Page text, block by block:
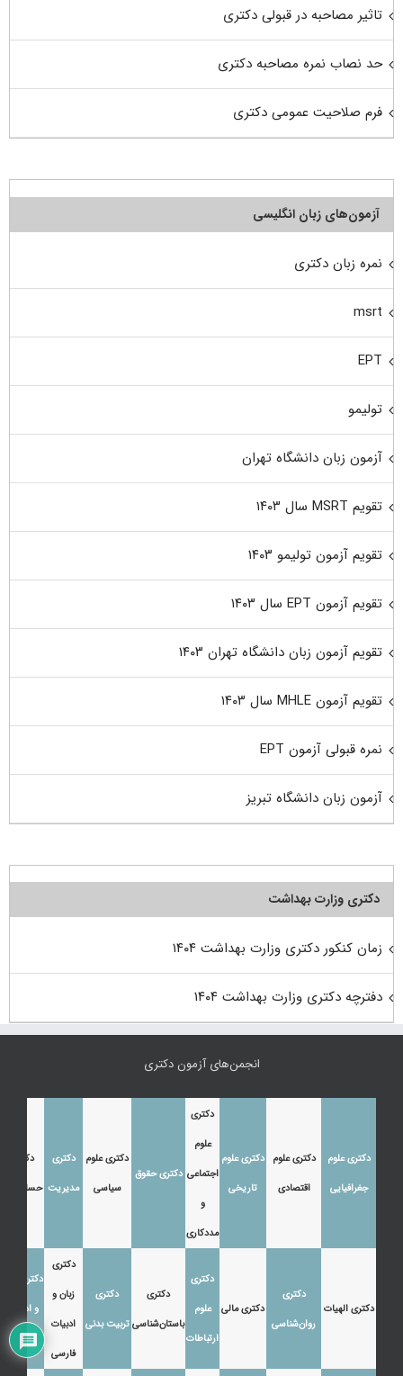
تاثیر مصاحبه در قبولی دکتری
حد نصاب نمره مصاحبه دکتری
فرم صلاحیت عمومی دکتری
آزمون‌های زبان انگلیسی
نمره زبان دکتری
msrt
EPT
تولیمو
آزمون زبان دانشگاه تهران
تقویم MSRT سال ۱۴۰۳
تقویم آزمون تولیمو ۱۴۰۳
تقویم آزمون EPT سال ۱۴۰۳
تقویم آزمون زبان دانشگاه تهران ۱۴۰۳
تقویم آزمون MHLE سال ۱۴۰۳
نمره قبولی آزمون EPT
آزمون زبان دانشگاه تبریز
دکتری وزارت بهداشت
زمان کنکور دکتری وزارت بهداشت ۱۴۰۴
دفترچه دکتری وزارت بهداشت ۱۴۰۴
انجمن‌های آزمون دکتری
دکتری علوم
جغرافیایی
دکتری علوم
اقتصادی
دکتری علوم
تاریخی
دکتری
علوم
اجتماعی
و
مددکاری
دکتری حقوق
دکتری علوم
سیاسی
دکتری
مدیریت
دکتری
حسابداری
دکتری الهیات
دکتری
روان‌شناسی
دکتری مالی
دکتری
علوم
ارتباطات
دکتری
باستان‌شناسی
دکتری
تربیت بدنی
دکتری
زبان و
ادبیات
فارسی
دکتری زبان
و ادبیات
عرب